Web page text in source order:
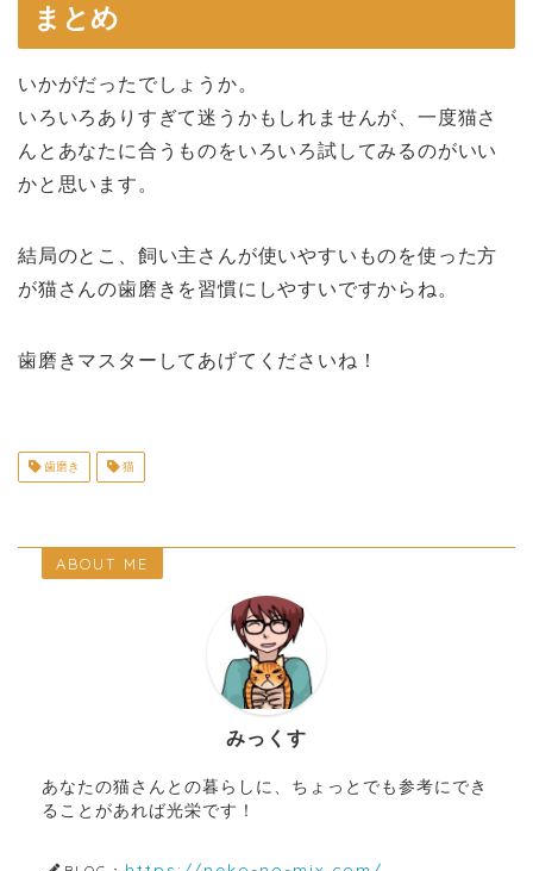
まとめ
いかがだったでしょうか。
いろいろありすぎて迷うかもしれませんが、一度猫さ
んとあなたに合うものをいろいろ試してみるのがいい
かと思います。
結局のとこ、飼い主さんが使いやすいものを使った方
が猫さんの歯磨きを習慣にしやすいですからね。
歯磨きマスターしてあげてくださいね！
歯磨き 猫
ABOUT ME
みっくす
あなたの猫さんとの暮らしに、ちょっとでも参考にでき
ることがあれば光栄です！